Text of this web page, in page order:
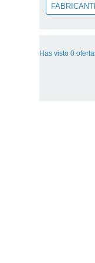
Has visto 0